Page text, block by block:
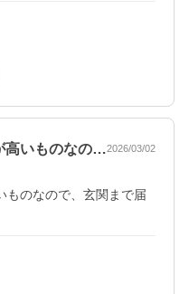
高いものなの…2026/03/02
ものなので、玄関まで届